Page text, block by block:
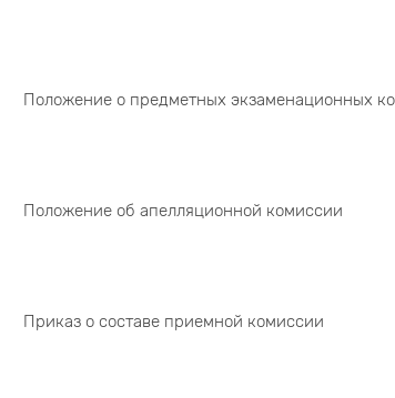
Положение о предметных экзаменационных
Положение об апелляционной комиссии
Приказ о составе приемной комиссии